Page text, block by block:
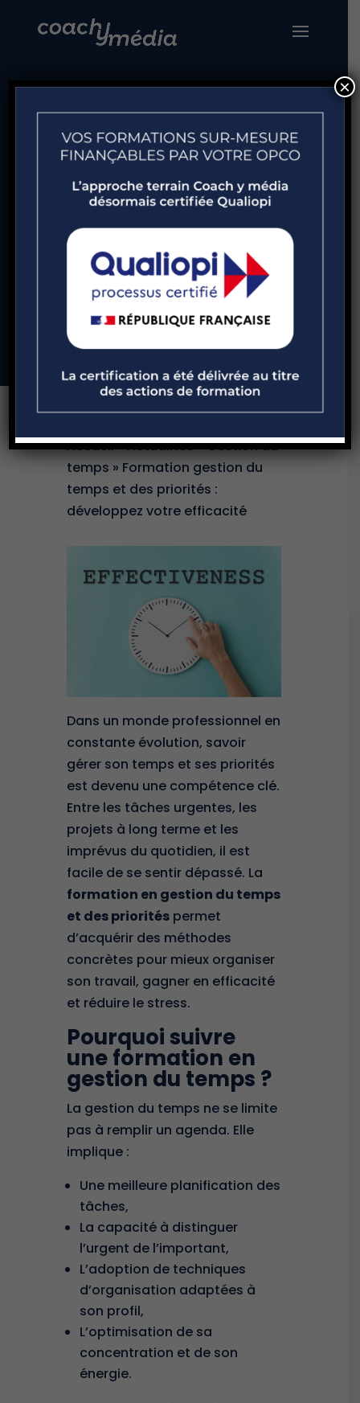
Formation
gestion du
temps et des
priorités :
développez
votre efficacité
Accueil»Actualités»Gestion du
temps » Formation gestion du
temps et des priorités :
développez votre efficacité
Dans un monde professionnel en
constante évolution, savoir
gérer son temps et ses priorités
est devenu une compétence clé.
Entre les tâches urgentes, les
projets à long terme et les
imprévus du quotidien, il est
facile de se sentir dépassé. La
formation en gestion du temps
et des priorités permet
d’acquérir des méthodes
concrètes pour mieux organiser
son travail, gagner en efficacité
et réduire le stress.
Pourquoi suivre
une formation en
gestion du temps ?
La gestion du temps ne se limite
pas à remplir un agenda. Elle
implique :
Une meilleure planification des
tâches,
La capacité à distinguer
l’urgent de l’important,
L’adoption de techniques
d’organisation adaptées à
son profil,
L’optimisation de sa
concentration et de son
énergie.
×